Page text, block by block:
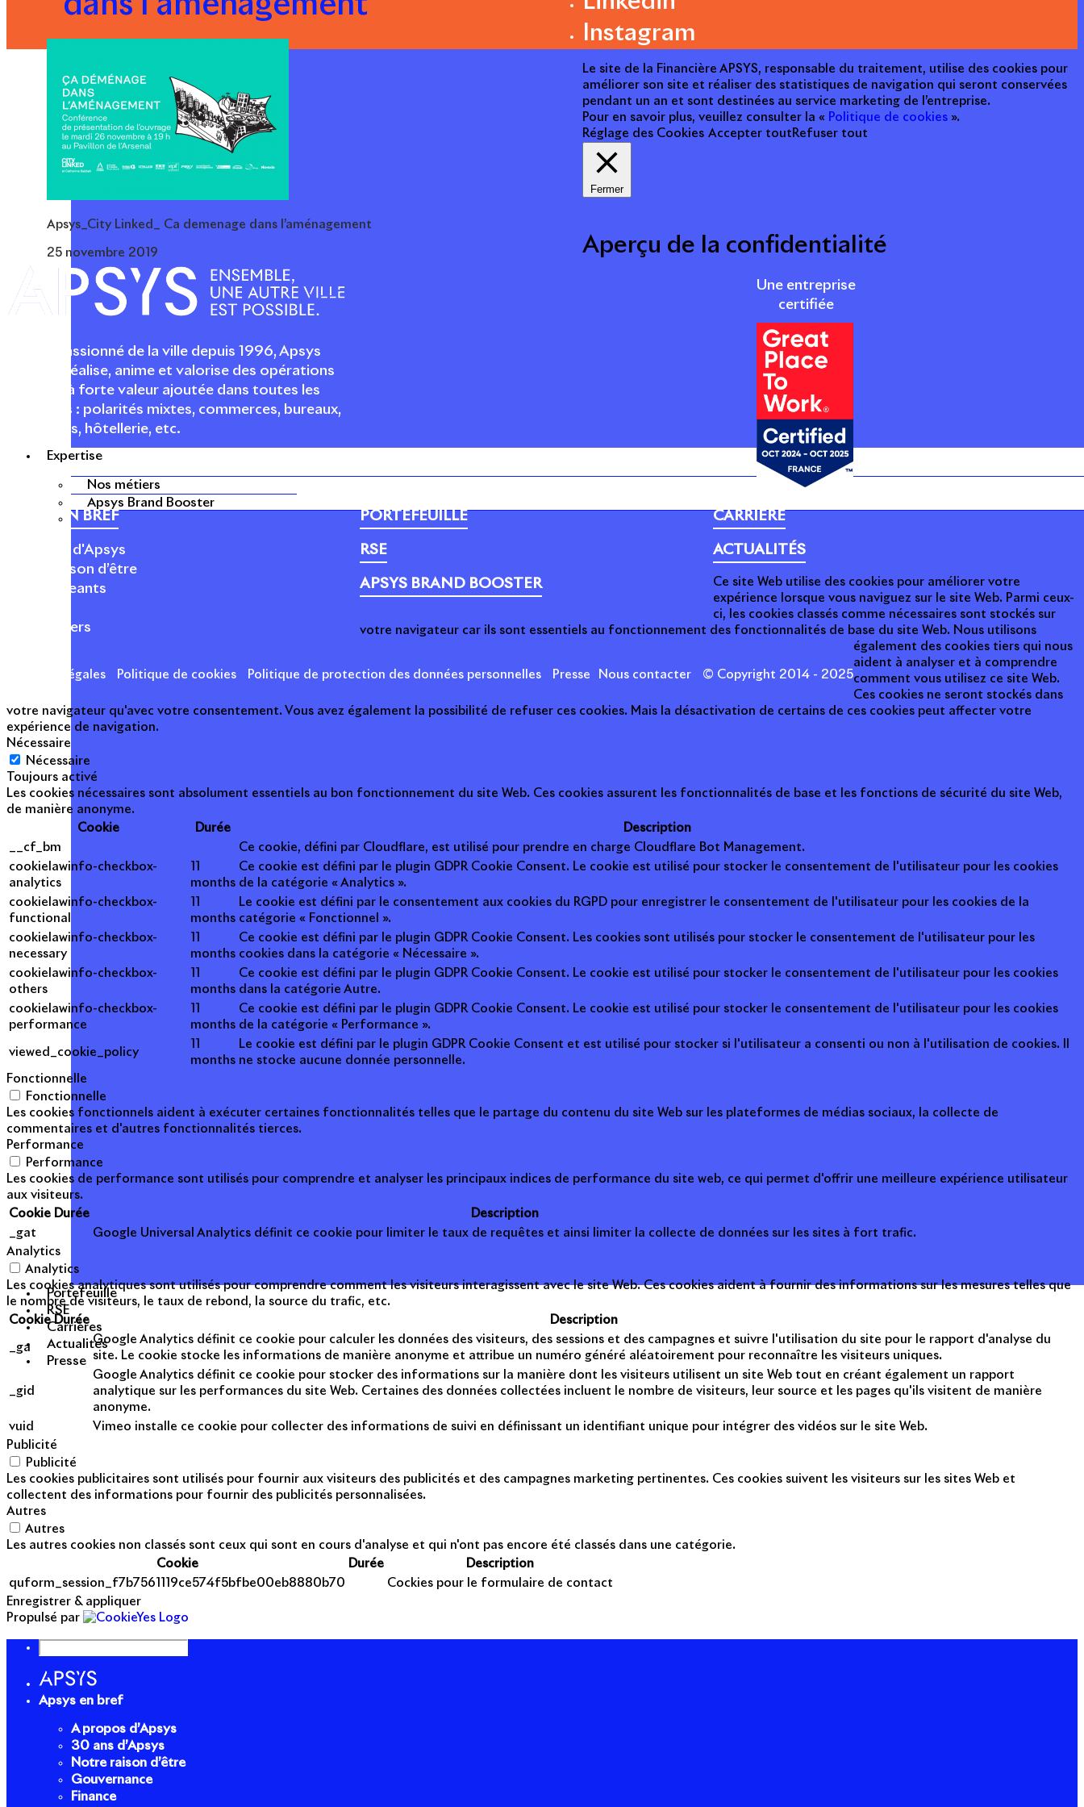
Expertise
Nos métiers
Apsys Brand Booster
Portefeuille
RSE
Carrières
Actualités
Presse
Apsys_City Linked_ Ca demenage dans l’aménagement
25 novembre 2019
Acteur passionné de la ville depuis 1996, Apsys
conçoit, réalise, anime et valorise des opérations
urbaines à forte valeur ajoutée dans toutes les
fonctions : polarités mixtes, commerces, bureaux,
logements, hôtellerie, etc.
Une entreprise
certifiée
APSYS EN BREF
À propos d'Apsys
Notre raison d’être
Nos dirigeants
Nos métiers
PORTEFEUILLE
RSE
APSYS BRAND BOOSTER
CARRIÈRE
ACTUALITÉS
Mentions légales Politique de cookies Politique de protection des données personnelles Presse Nous contacter © Copyright 2014 - 2025
Instagram
Le site de la Financière APSYS, responsable du traitement, utilise des cookies pour
améliorer son site et réaliser des statistiques de navigation qui seront conservées
pendant un an et sont destinées au service marketing de l’entreprise.
Pour en savoir plus, veuillez consulter la « Politique de cookies ».
Réglage des Cookies Accepter tout Refuser tout
Fermer
Aperçu de la confidentialité
Ce site Web utilise des cookies pour améliorer votre
expérience lorsque vous naviguez sur le site Web. Parmi ceux-
ci, les cookies classés comme nécessaires sont stockés sur
votre navigateur car ils sont essentiels au fonctionnement des fonctionnalités de base du site Web. Nous utilisons
également des cookies tiers qui nous
aident à analyser et à comprendre
comment vous utilisez ce site Web.
Ces cookies ne seront stockés dans
votre navigateur qu'avec votre consentement. Vous avez également la possibilité de refuser ces cookies. Mais la désactivation de certains de ces cookies peut affecter votre
expérience de navigation.
Nécessaire
Nécessaire
Toujours activé
Les cookies nécessaires sont absolument essentiels au bon fonctionnement du site Web. Ces cookies assurent les fonctionnalités de base et les fonctions de sécurité du site Web,
de manière anonyme.
Cookie
Durée
Description
__cf_bm
Ce cookie, défini par Cloudflare, est utilisé pour prendre en charge Cloudflare Bot Management.
cookielawinfo-checkbox-
analytics
months
Ce cookie est défini par le plugin GDPR Cookie Consent. Le cookie est utilisé pour stocker le consentement de l'utilisateur pour les cookies
de la catégorie « Analytics ».
cookielawinfo-checkbox-
functional
months
Le cookie est défini par le consentement aux cookies du RGPD pour enregistrer le consentement de l'utilisateur pour les cookies de la
catégorie « Fonctionnel ».
cookielawinfo-checkbox-
necessary
months
Ce cookie est défini par le plugin GDPR Cookie Consent. Les cookies sont utilisés pour stocker le consentement de l'utilisateur pour les
cookies dans la catégorie « Nécessaire ».
cookielawinfo-checkbox-
others
months
Ce cookie est défini par le plugin GDPR Cookie Consent. Le cookie est utilisé pour stocker le consentement de l'utilisateur pour les cookies
dans la catégorie Autre.
cookielawinfo-checkbox-
performance
months
Ce cookie est défini par le plugin GDPR Cookie Consent. Le cookie est utilisé pour stocker le consentement de l'utilisateur pour les cookies
de la catégorie « Performance ».
viewed_cookie_policy
months
Le cookie est défini par le plugin GDPR Cookie Consent et est utilisé pour stocker si l'utilisateur a consenti ou non à l'utilisation de cookies. Il
ne stocke aucune donnée personnelle.
Fonctionnelle
Fonctionnelle
Les cookies fonctionnels aident à exécuter certaines fonctionnalités telles que le partage du contenu du site Web sur les plateformes de médias sociaux, la collecte de
commentaires et d'autres fonctionnalités tierces.
Performance
Performance
Les cookies de performance sont utilisés pour comprendre et analyser les principaux indices de performance du site web, ce qui permet d'offrir une meilleure expérience utilisateur
aux visiteurs.
Cookie Durée
Description
_gat
Google Universal Analytics définit ce cookie pour limiter le taux de requêtes et ainsi limiter la collecte de données sur les sites à fort trafic.
Analytics
Analytics
Les cookies analytiques sont utilisés pour comprendre comment les visiteurs interagissent avec le site Web. Ces cookies aident à fournir des informations sur les mesures telles que
le nombre de visiteurs, le taux de rebond, la source du trafic, etc.
Cookie Durée Description
_ga
Google Analytics définit ce cookie pour calculer les données des visiteurs, des sessions et des campagnes et suivre l'utilisation du site pour le rapport d'analyse du
site. Le cookie stocke les informations de manière anonyme et attribue un numéro généré aléatoirement pour reconnaître les visiteurs uniques.
_gid
Google Analytics définit ce cookie pour stocker des informations sur la manière dont les visiteurs utilisent un site Web tout en créant également un rapport
analytique sur les performances du site Web. Certaines des données collectées incluent le nombre de visiteurs, leur source et les pages qu'ils visitent de manière
anonyme.
vuid
Vimeo installe ce cookie pour collecter des informations de suivi en définissant un identifiant unique pour intégrer des vidéos sur le site Web.
Publicité
Publicité
Les cookies publicitaires sont utilisés pour fournir aux visiteurs des publicités et des campagnes marketing pertinentes. Ces cookies suivent les visiteurs sur les sites Web et
collectent des informations pour fournir des publicités personnalisées.
Autres
Autres
Les autres cookies non classés sont ceux qui sont en cours d'analyse et qui n'ont pas encore été classés dans une catégorie.
Cookie
Durée
Description
quform_session_f7b7561119ce574f5bfbe00eb8880b70
Cockies pour le formulaire de contact
Enregistrer & appliquer
Propulsé par
Apsys en bref
A propos d’Apsys
30 ans d’Apsys
Notre raison d’être
Gouvernance
Finance